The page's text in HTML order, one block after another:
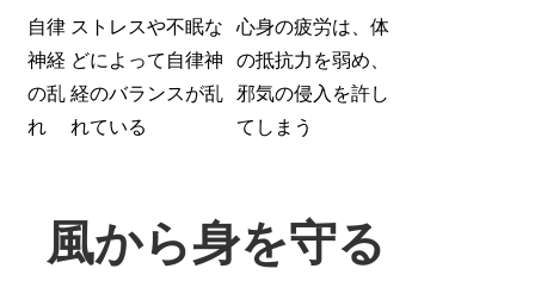
自律
神経
の乱
れ
ストレスや不眠な
どによって自律神
経のバランスが乱
れている
心身の疲労は、体
の抵抗力を弱め、
邪気の侵入を許し
てしまう
風から身を守る